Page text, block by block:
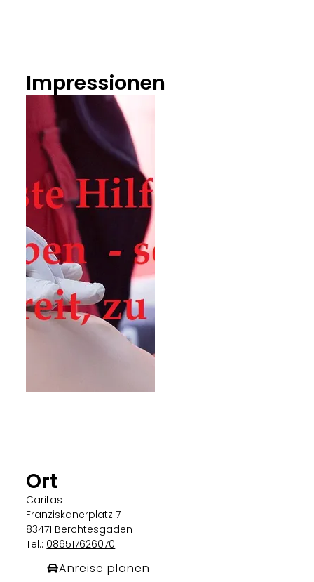
Impressionen
Ort
Caritas
Franziskanerplatz 7
83471 Berchtesgaden
Tel.: 086517626070
Anreise planen